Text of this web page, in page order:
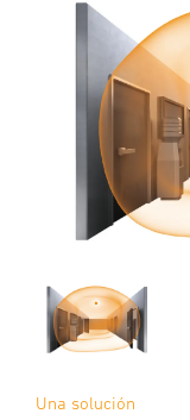
Una solución